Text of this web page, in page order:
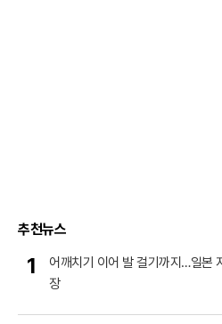
추천뉴스
1
어깨치기 이어 발 걸기까지…일본
장